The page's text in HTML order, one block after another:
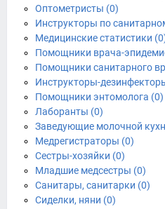
Оптометристы (0)
Инструкторы по
Медицинские статистики
Помощники врача-
Помощники санитарного
Инструкторы-
Помощники энтомолога (0)
Лаборанты (0)
Заведующие молочной
Медрегистраторы (0)
Сестры-хозяйки (0)
Младшие медсестры (0)
Санитары, санитарки (0)
Сиделки, няни (0)